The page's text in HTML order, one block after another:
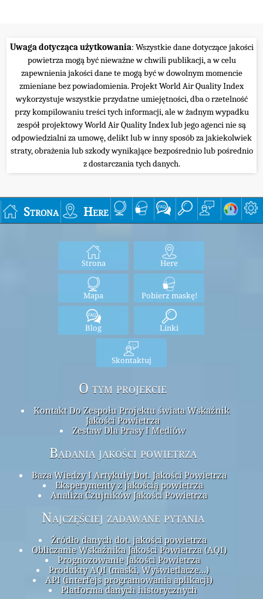
Uwaga dotycząca użytkowania: Wszystkie dane dotyczące jakości
powietrza mogą być nieważne w chwili publikacji, a w celu
zapewnienia jakości dane te mogą być w dowolnym momencie
zmieniane bez powiadomienia. Projekt World Air Quality Index
wykorzystuje wszystkie przydatne umiejętności, dba o rzetelność
przy kompilowaniu treści tych informacji, ale w żadnym wypadku
zespół projektowy World Air Quality Index lub jego agenci nie są
odpowiedzialni za umowę, delikt lub w inny sposób za jakiekolwiek
straty, obrażenia lub szkody wynikające bezpośrednio lub pośrednio
z dostarczania tych danych.
Strona Here
Strona Here
Mapa Pobierz maskę!
Blog Linki
Skontaktuj
O tym projekcie
Kontakt Do Zespołu Projektu świata Wskaźnik
Jakości Powietrza
Zestaw Dla Prasy I Mediów
Badania jakości powietrza
Baza Wiedzy I Artykuły Dot. Jakości Powietrza
Eksperymenty z jakością powietrza
Analiza Czujników Jakości Powietrza
Najczęściej zadawane pytania
Źródło danych dot. jakości powietrza
Obliczanie Wskaźnika Jakości Powietrza (AQI)
Prognozowanie Jakości Powietrza
Produkty AQI (maski, Wyświetlacze...)
API (interfejs programowania aplikacji)
Platforma danych historycznych